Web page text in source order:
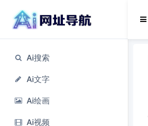
Ai搜索
Ai文字
Ai绘画
Ai视频